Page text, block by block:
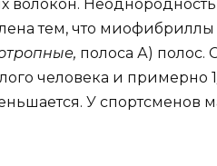
Неоднородность
тем, что миофибриллы
полоса А)
человека и примерно
У спортсменов